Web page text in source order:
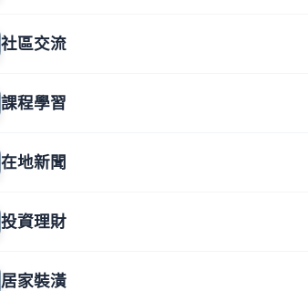
社區交流
課程學習
在地新聞
投資理財
居家裝潢